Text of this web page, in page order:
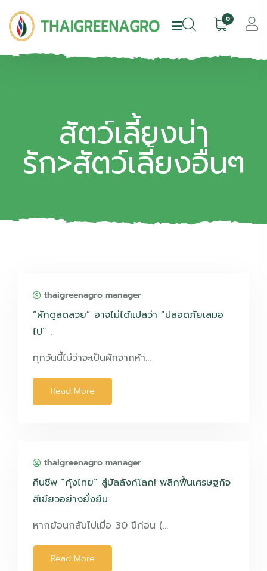
0
สัตว์เลี้ยงน่า
รัก>สัตว์เลี้ยงอื่นๆ
thaigreenagro manager
“ผักดูสดสวย” อาจไม่ได้แปลว่า “ปลอดภัยเสมอ
ไป” .
ทุกวันนี้ไม่ว่าจะเป็นผักจากห้า…
Read More
thaigreenagro manager
คืนชีพ “กุ้งไทย” สู่บัลลังก์โลก! พลิกฟื้นเศรษฐกิจ
สีเขียวอย่างยั่งยืน
หากย้อนกลับไปเมื่อ 30 ปีก่อน (…
Read More